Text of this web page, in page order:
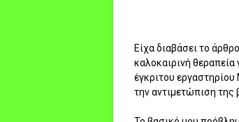
Είχα διαβάσει το
καλοκαιρινή θεραπεία
έγκριτου
την αντιμετώπιση της